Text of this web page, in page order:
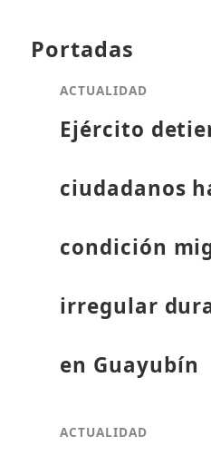
Portadas
ACTUALIDAD
Ejército
ciudadanos
condición
irregular
en Guayubín
ACTUALIDAD